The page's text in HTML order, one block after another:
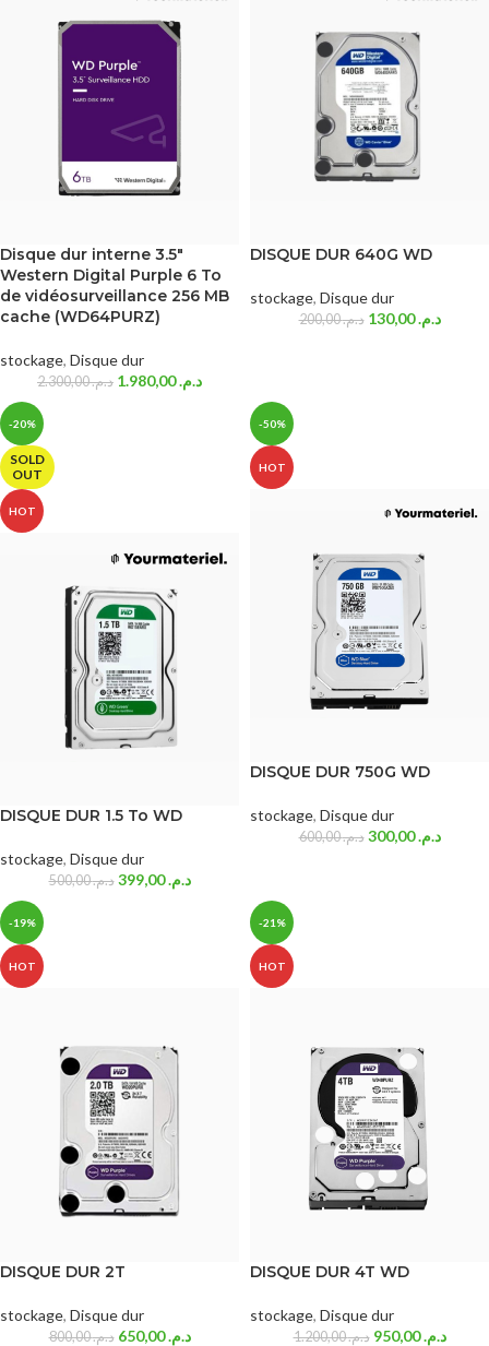
Disque dur interne 3.5″
Western Digital Purple 6 To
de vidéosurveillance 256 MB
cache (WD64PURZ)
stockage, Disque dur
د.م.2.300,00 د.م.1.980,00
DISQUE DUR 640G WD
stockage, Disque dur
د.م.200,00 د.م.130,00
-20%
SOLD
OUT
HOT
DISQUE DUR 1.5 To WD
stockage, Disque dur
د.م.500,00 د.م.399,00
-50%
HOT
DISQUE DUR 750G WD
stockage, Disque dur
د.م.600,00 د.م.300,00
-19%
HOT
DISQUE DUR 2T
stockage, Disque dur
د.م.800,00 د.م.650,00
-21%
HOT
DISQUE DUR 4T WD
stockage, Disque dur
د.م.1.200,00 د.م.950,00